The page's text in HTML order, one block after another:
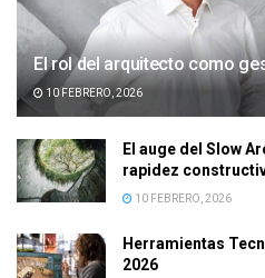
El rol del arquitecto como
10 FEBRERO, 2026
El auge del Slow
rapidez
10 FEBRERO, 2026
Herramientas
2026